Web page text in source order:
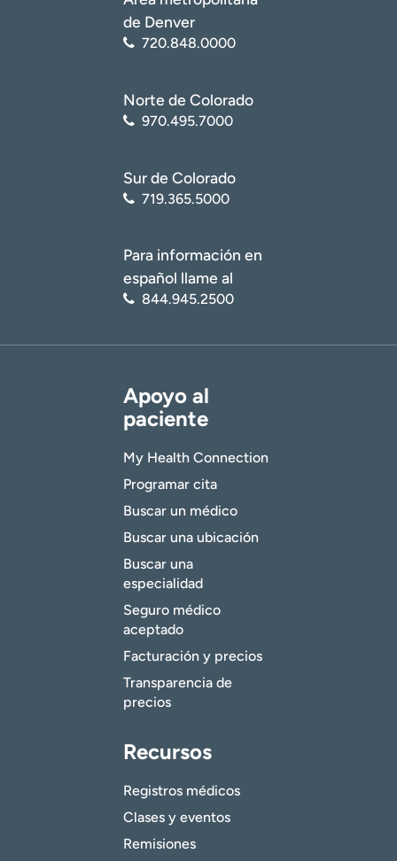
de Denver
720.848.0000
Norte de Colorado
970.495.7000
Sur de Colorado
719.365.5000
Para información en
español llame al
844.945.2500
Apoyo al
paciente
My Health Connection
Programar cita
Buscar un médico
Buscar una ubicación
Buscar una
especialidad
Seguro médico
aceptado
Facturación y precios
Transparencia de
precios
Recursos
Registros médicos
Clases y eventos
Remisiones